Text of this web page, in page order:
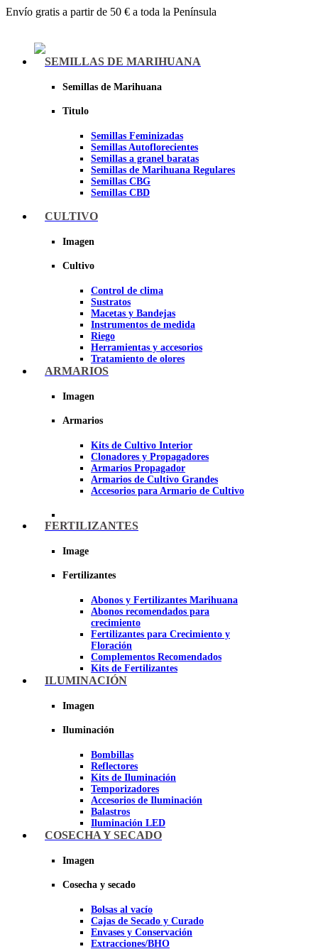
Envío gratis a partir de 50 € a toda la Península
SEMILLAS DE MARIHUANA
Semillas de Marihuana
Titulo
Semillas Feminizadas
Semillas Autoflorecientes
Semillas a granel baratas
Semillas de Marihuana Regulares
Semillas CBG
Semillas CBD
Sheer seeds
CULTIVO
Imagen
Cultivo
Control de clima
Sustratos
Macetas y Bandejas
Instrumentos de medida
Riego
Herramientas y accesorios
Tratamiento de olores
Insecticidas y fungicidas
Papel Reflectante para cultivo de
ARMARIOS
Imagen
Armarios
Kits de Cultivo Interior
Clonadores y Propagadores
Armarios Propagador
Armarios de Cultivo Grandes
Accesorios para Armario de Cultivo
FERTILIZANTES
Image
Fertilizantes
Abonos y Fertilizantes Marihuana
Abonos recomendados para
crecimiento
Fertilizantes para Crecimiento y
Floración
Complementos Recomendados
Kits de Fertilizantes
ILUMINACIÓN
Imagen
Iluminación
Bombillas
Reflectores
Kits de Iluminación
Temporizadores
Accesorios de Iluminación
Balastros
Iluminación LED
Iluminación LEC
COSECHA Y SECADO
Imagen
Cosecha y secado
Bolsas al vacío
Cajas de Secado y Curado
Envases y Conservación
Extracciones/BHO